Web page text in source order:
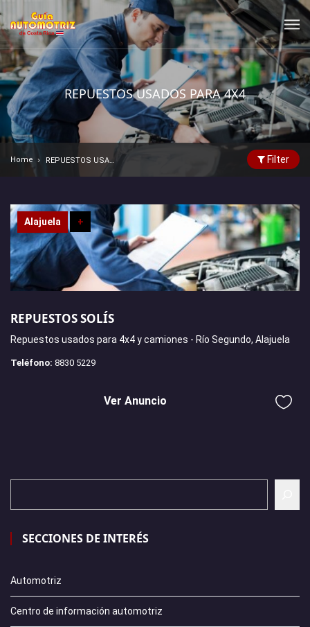
REPUESTOS USADOS PARA 4X4
Home Filter
Alajuela +
REPUESTOS SOLÍS
Repuestos usados para 4x4 y camiones - Río Segundo, Alajuela
Teléfono: 8830 5229
Ver Anuncio
SECCIONES DE INTERÉS
Automotriz
Centro de información automotriz